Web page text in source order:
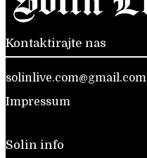
Kontaktirajte nas
solinlive.com@gmail.com
Impressum
Solin info